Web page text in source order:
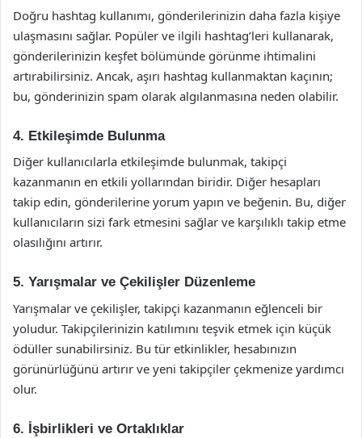
Doğru hashtag kullanımı, gönderilerinizin daha fazla kişiye
ulaşmasını sağlar. Popüler ve ilgili hashtag’leri kullanarak,
gönderilerinizin keşfet bölümünde görünme ihtimalini
artırabilirsiniz. Ancak, aşırı hashtag kullanmaktan kaçının;
bu, gönderinizin spam olarak algılanmasına neden olabilir.
4. Etkileşimde Bulunma
Diğer kullanıcılarla etkileşimde bulunmak, takipçi
kazanmanın en etkili yollarından biridir. Diğer hesapları
takip edin, gönderilerine yorum yapın ve beğenin. Bu, diğer
kullanıcıların sizi fark etmesini sağlar ve karşılıklı takip etme
olasılığını artırır.
5. Yarışmalar ve Çekilişler Düzenleme
Yarışmalar ve çekilişler, takipçi kazanmanın eğlenceli bir
yoludur. Takipçilerinizin katılımını teşvik etmek için küçük
ödüller sunabilirsiniz. Bu tür etkinlikler, hesabınızın
görünürlüğünü artırır ve yeni takipçiler çekmenize yardımcı
olur.
6. İşbirlikleri ve Ortaklıklar